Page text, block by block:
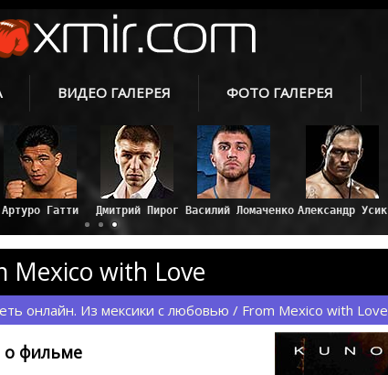
ВИДЕО ГАЛЕРЕЯ ФОТО ГАЛЕРЕЯ
Артуро Гатти
with Love
онлайн. Из мексики с любовью / From Mexico with Love
фильме